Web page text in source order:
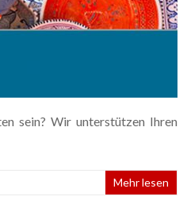
sein? Wir unterstützen Ihren
Mehr lesen